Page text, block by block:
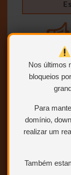
Nos últimos
bloqueios
Para
domínio,
realizar um
Também
Ripador-